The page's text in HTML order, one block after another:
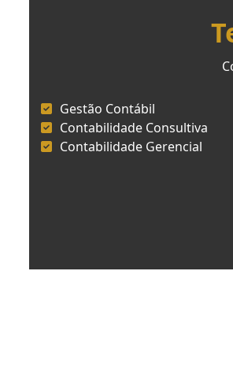
Gestão Contábil
Contabilidade Consultiva
Contabilidade Gerencial